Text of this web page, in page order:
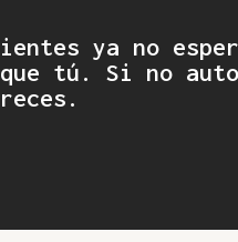
ya no
tú. Si no